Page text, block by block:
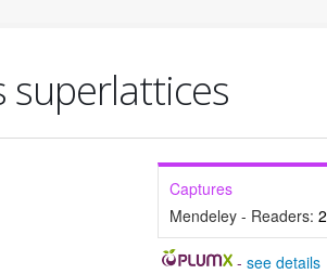
superlattices
Captures
Mendeley - Readers: 2
-see details